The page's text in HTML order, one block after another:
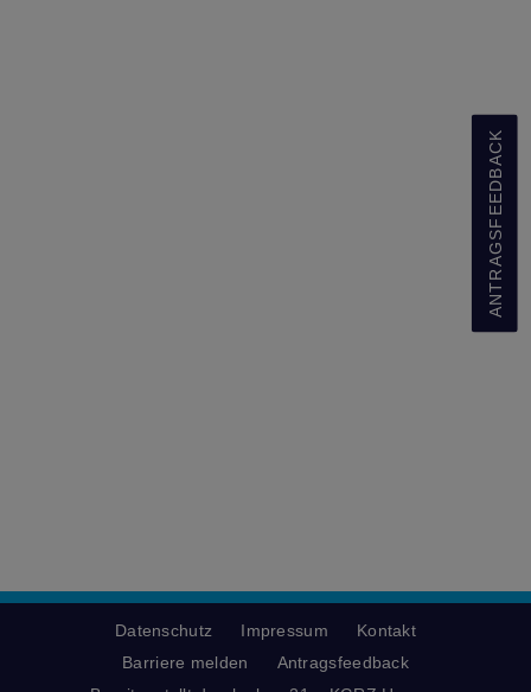
ANTRAGSFEEDBACK
Datenschutz Impressum
Kontakt
Barriere melden
Antragsfeedback